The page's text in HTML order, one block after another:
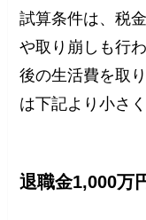
試算条件は、税
や取り崩しも行
後の生活費を取
は下記より小さ
退職金1,000万